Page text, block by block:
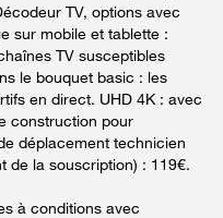
TV, options avec
sur mobile et tablette :
TV susceptibles
le bouquet basic : les
en direct. UHD 4K : avec
construction pour
déplacement technicien
de la souscription) : 119€.
à conditions avec